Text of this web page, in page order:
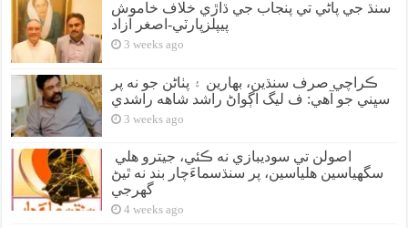
سنڌ جي پاڻي تي پنجاب جي ڌاڙي خلاف خاموش
پيپلزپارٽي-اصغر آزاد
3 weeks ago
ڪراچي صرف سنڌين، بهارين ۽ پٺاڻن جو نه پر
سڀني جو آهي: ف ليگ اڳواڻ راشد شاهه راشدي
3 weeks ago
سگهياسين هلياسين، پر سنڌسماءَچار بند نه ٿيڻ
گهرجي
4 weeks ago